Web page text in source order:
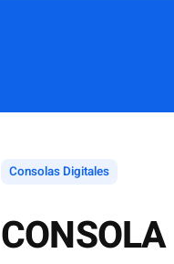
Consolas Digitales